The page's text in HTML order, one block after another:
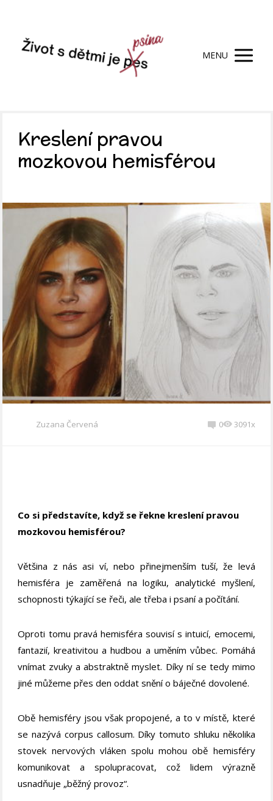
MENU
Kreslení pravou
mozkovou hemisférou
Zuzana Červená 0 3091x
Co si představíte, když se řekne kreslení pravou
mozkovou hemisférou?
Většina z nás asi ví, nebo přinejmenším tuší, že levá
hemisféra je zaměřená na logiku, analytické myšlení,
schopnosti týkající se řeči, ale třeba i psaní a počítání.
Oproti tomu pravá hemisféra souvisí s intuicí, emocemi,
fantazií, kreativitou a hudbou a uměním vůbec. Pomáhá
vnímat zvuky a abstraktně myslet. Díky ní se tedy mimo
jiné můžeme přes den oddat snění o báječné dovolené.
Obě hemisféry jsou však propojené, a to v místě, které
se nazývá corpus callosum. Díky tomuto shluku několika
stovek nervových vláken spolu mohou obě hemisféry
komunikovat a spolupracovat, což lidem výrazně
usnadňuje „běžný provoz“.